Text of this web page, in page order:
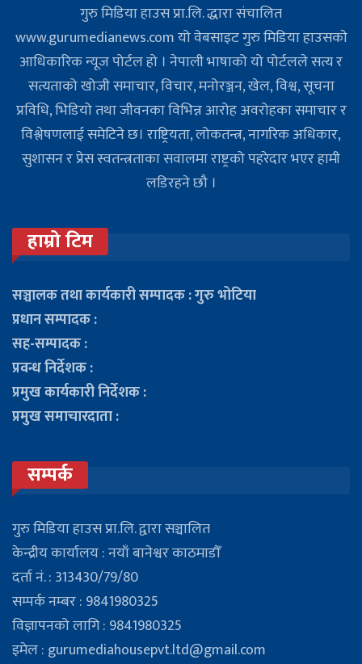
गुरु मिडिया हाउस प्रा.लि. द्धारा संचालित
www.gurumedianews.com यो वेबसाइट गुरु मिडिया हाउसकाे
आधिकारिक न्यूज पोर्टल हो । नेपाली भाषाको यो पोर्टलले सत्य र
सत्यताको खोजी समाचार, विचार, मनोरञ्जन, खेल, विश्व, सूचना
प्रविधि, भिडियो तथा जीवनका विभिन्न आरोह अवरोहका समाचार र
विश्लेषणलाई समेटिने छ। राष्ट्रियता, लोकतन्त्र, नागरिक अधिकार,
सुशासन र प्रेस स्वतन्त्रताका सवालमा राष्ट्रको पहरेदार भएर हामी
लडिरहने छौ ।
हाम्रो टिम
सञ्चालक तथा कार्यकारी सम्पादक : गुरु भोटिया
प्रधान सम्पादक :
सह-सम्पादक :
प्रवन्ध निर्देशक :
प्रमुख कार्यकारी निर्देशक :
प्रमुख समाचारदाता :
सम्पर्क
गुरु मिडिया हाउस प्रा.लि. द्वारा सञ्चालित
केन्द्रीय कार्यालय : नयाँ बानेश्वर काठमाडौँ
दर्ता नं. : 313430/79/80
सम्पर्क नम्बर : 9841980325
विज्ञापनको लागि : 9841980325
इमेल : gurumediahousepvt.ltd@gmail.com